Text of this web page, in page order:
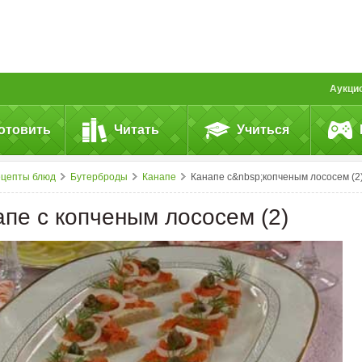
Читать Учиться
блюд Бутерброды Канапе Канапе с&nbsp;копченым лососем
с копченым лососем (2)